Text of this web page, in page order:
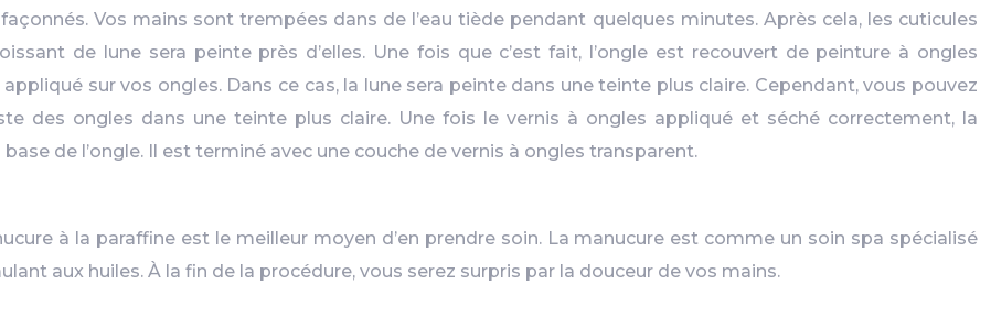
Vos mains sont trempées dans de l’eau tiède pendant quelques minutes. Après cela, les cuticules
de lune sera peinte près d’elles. Une fois que c’est fait, l’ongle est recouvert de peinture à ongles
sur vos ongles. Dans ce cas, la lune sera peinte dans une teinte plus claire. Cependant, vous pouvez
des ongles dans une teinte plus claire. Une fois le vernis à ongles appliqué et séché correctement, la
de l’ongle. Il est terminé avec une couche de vernis à ongles transparent.
à la paraffine est le meilleur moyen d’en prendre soin. La manucure est comme un soin spa spécialisé
aux huiles. À la fin de la procédure, vous serez surpris par la douceur de vos mains.